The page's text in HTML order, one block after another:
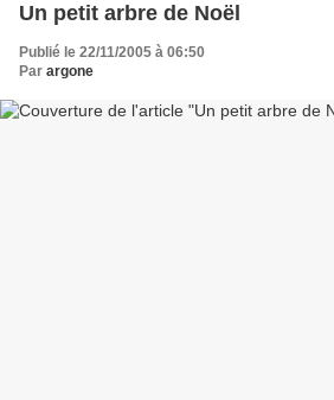
Un petit arbre de Noël
Publié le 22/11/2005 à 06:50
Par argone